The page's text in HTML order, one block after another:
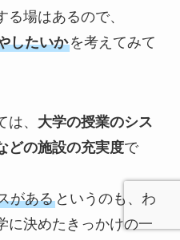
る場はあるので、
したいかを考えてみて
、 大学の授業のシス
どの施設の充実度で
があるというのも、わ
に決めたきっかけの一